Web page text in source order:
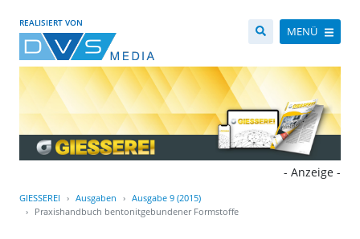
REALISIERT VON
MENÜ
- Anzeige -
GIESSEREI Ausgaben
Ausgabe 9 (2015)
Praxishandbuch bentonitgebundener Formstoffe